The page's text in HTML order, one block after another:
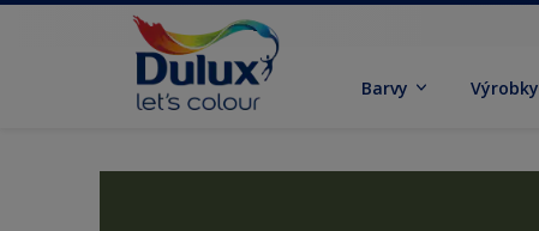
Barvy Výrobky